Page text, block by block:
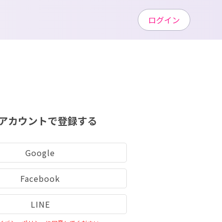
カウントで登録する
Google
Facebook
LINE
ログイン